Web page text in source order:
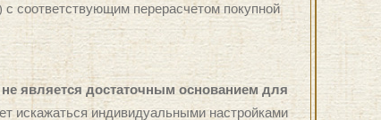
соответствующим перерасчетом покупной
не является достаточным основанием для
искажаться индивидуальными настройками